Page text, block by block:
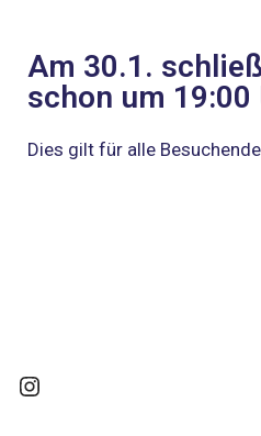
Am 30.1.
schon um 19:00
Dies gilt für alle